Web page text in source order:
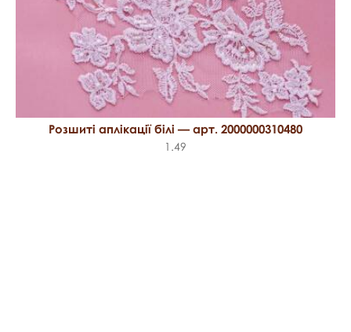
Розшиті аплікації білі — арт. 2000000310480
1.49